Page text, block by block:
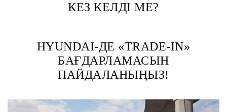
КЕЗ КЕЛДІ МЕ?
HYUNDAI-ДЕ «TRADE-IN»
БАҒДАРЛАМАСЫН
ПАЙДАЛАНЫҢЫЗ!